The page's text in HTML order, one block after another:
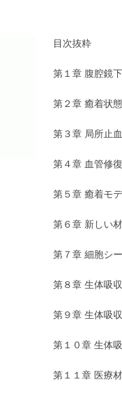
目次抜粋
第１章 腹腔鏡
第２章 癒着状
第３章 局所止
第４章 血管修
第５章 癒着モ
第６章 新しい
第７章 細胞シ
第８章 生体吸
第９章 生体吸
第１０章 生体
第１１章 医療